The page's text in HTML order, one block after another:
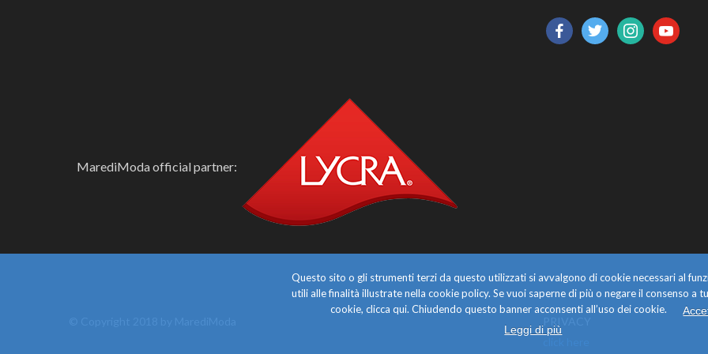
facebooktwitterinstagramyoutube
MarediModa official partner:
Questo sito o gli strumenti terzi da questo utilizzati si avvalgono di cookie necessari al
utili alle finalità illustrate nella cookie policy. Se vuoi saperne di più o negare il consenso a
cookie, clicca qui. Chiudendo questo banner acconsenti all’uso dei cookie.
Leggi di più